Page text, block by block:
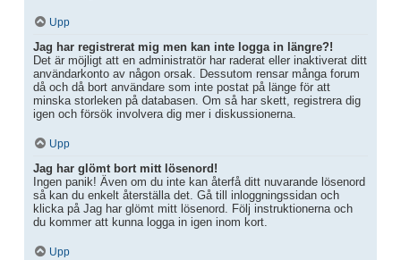
Upp
Jag har registrerat mig men kan inte logga in längre?!
Det är möjligt att en administratör har raderat eller inaktiverat ditt
användarkonto av någon orsak. Dessutom rensar många forum
då och då bort användare som inte postat på länge för att
minska storleken på databasen. Om så har skett, registrera dig
igen och försök involvera dig mer i diskussionerna.
Upp
Jag har glömt bort mitt lösenord!
Ingen panik! Även om du inte kan återfå ditt nuvarande lösenord
så kan du enkelt återställa det. Gå till inloggningssidan och
klicka på Jag har glömt mitt lösenord. Följ instruktionerna och
du kommer att kunna logga in igen inom kort.
Upp